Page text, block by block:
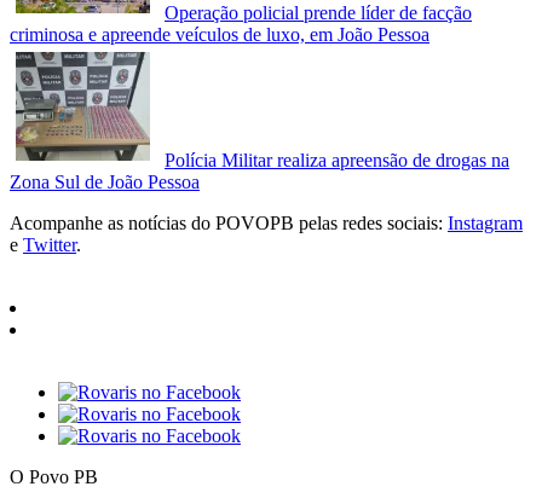
Operação policial prende líder de facção
criminosa e apreende veículos de luxo, em João Pessoa
Polícia Militar realiza apreensão de drogas na
Zona Sul de João Pessoa
Acompanhe as notícias do POVOPB pelas redes sociais: Instagram
e Twitter.
O Povo PB